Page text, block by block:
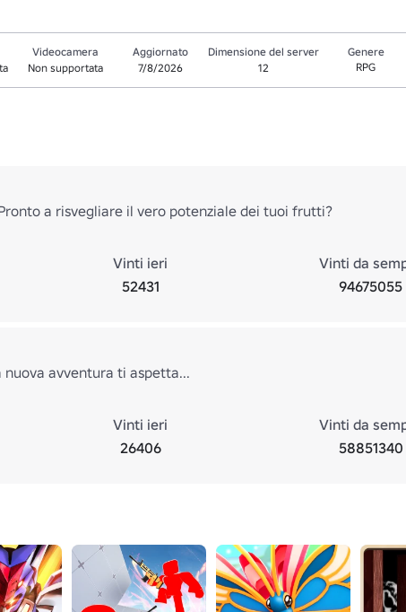
Videocamera
Non supportata
Aggiornato
7/8/2026
Dimensione del server
12
Genere
RPG
a risvegliare il vero potenziale dei tuoi frutti?
Vinti ieri
52431
Vinti da
94675055
nuova avventura ti aspetta...
Vinti ieri
26406
Vinti da
58851340